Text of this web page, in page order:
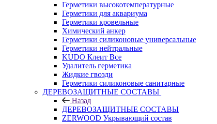
Герметики высокотемпературные
Герметики для аквариума
Герметики кровельные
Химический анкер
Герметики силиконовые универсальные
Герметики нейтральные
KUDO Клеит Все
Удалитель герметика
Жидкие гвозди
Герметики силиконовые санитарные
ДЕРЕВОЗАЩИТНЫЕ СОСТАВЫ
Назад
ДЕРЕВОЗАЩИТНЫЕ СОСТАВЫ
ZERWOOD Укрывающий состав